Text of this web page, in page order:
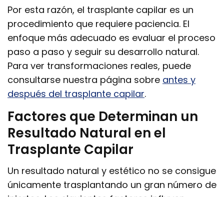
Por esta razón, el trasplante capilar es un
procedimiento que requiere paciencia. El
enfoque más adecuado es evaluar el proceso
paso a paso y seguir su desarrollo natural.
Para ver transformaciones reales, puede
consultarse nuestra página sobre antes y
después del trasplante capilar.
Factores que Determinan un
Resultado Natural en el
Trasplante Capilar
Un resultado natural y estético no se consigue
únicamente trasplantando un gran número de